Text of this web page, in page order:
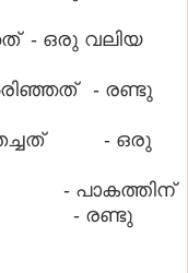
- ഒരു വലിയ
- രണ്ടു
- ഒരു
- രണ്ടു